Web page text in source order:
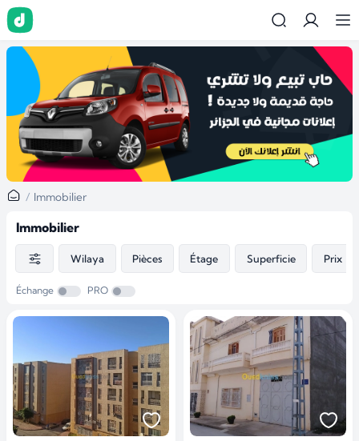
Immobilier
Immobilier
Wilaya Pièces Étage Superficie Prix
Échange PRO